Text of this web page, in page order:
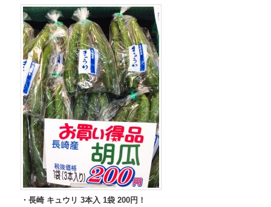
・長崎 キュウリ 3本入 1袋 200円！